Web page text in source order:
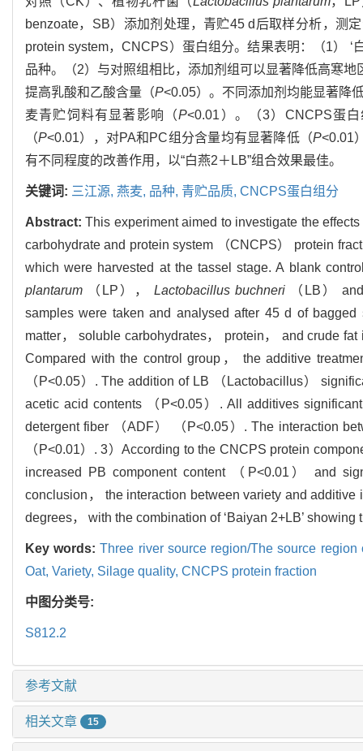
benzoate，SB）添加剂处理，青贮45 d后取样分析，测
protein system，CNCPS）蛋白组分。结果表明：（1）
品种。（2）与对照组相比，添加剂组可以显著降低高寒
提高乳酸和乙酸含量（P<0.05）。不同添加剂均能显著降
麦青贮饲料有显著影响（P<0.01）。（3）CNCPS蛋
（P<0.01），对PA和PC组分含量均有显著降低（P<0.01
有不同程度的改善作用，以“白燕2＋LB”组合效果最佳。
关键词: 三江源, 燕麦, 品种, 青贮品质, CNCPS蛋白组分
Abstract:This experiment aimed to investigate the
carbohydrate and protein system （CNCPS） protein
which were harvested at the tassel stage. A blank
plantarum （LP）， Lactobacillus buchneri（LB） and
samples were taken and analysed after 45 d of
matter， soluble carbohydrates， protein， and crude
Compared with the control group， the additive
（P<0.05）. The addition of LB （Lactobacillus）
acetic acid contents （P<0.05）. All additives
detergent fiber （ADF） （P<0.05）. The interaction
（P<0.01）. 3）According to the CNCPS protein
increased PB component content （P<0.01） and
conclusion， the interaction between variety and
degrees， with the combination of ‘Baiyan 2+LB’ showing
Key words:Three river source region/The source
Oat, Variety, Silage quality, CNCPS protein fraction
中图分类号:
S812.2
参考文献
相关文章 15